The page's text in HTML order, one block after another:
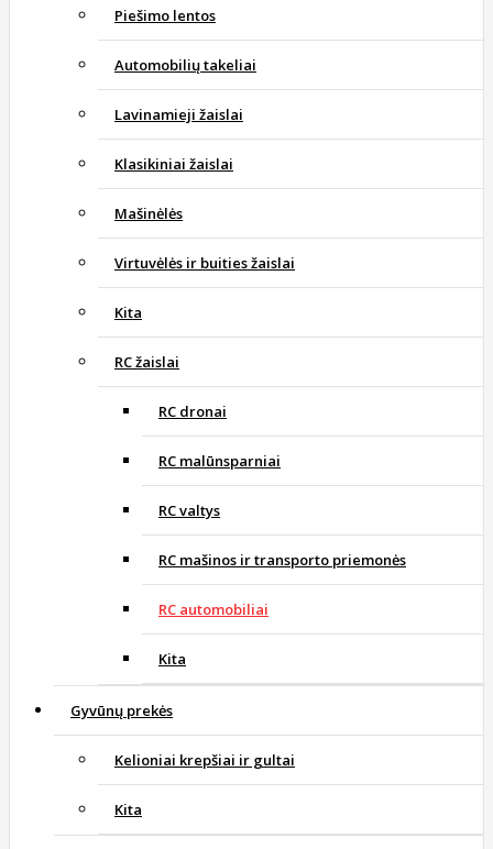
Piešimo lentos
Automobilių takeliai
Lavinamieji žaislai
Klasikiniai žaislai
Mašinėlės
Virtuvėlės ir buities žaislai
Kita
RC žaislai
RC dronai
RC malūnsparniai
RC valtys
RC mašinos ir transporto priemonės
RC automobiliai
Kita
Gyvūnų prekės
Kelioniai krepšiai ir gultai
Kita